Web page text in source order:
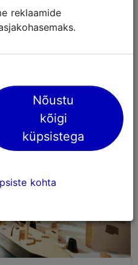
Nõustu
kõigi
küpsistega
kohta